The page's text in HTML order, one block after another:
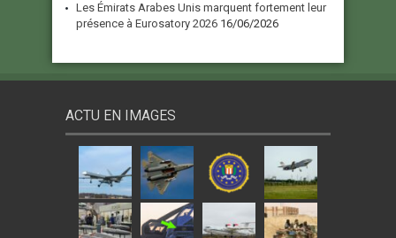
Les Émirats Arabes Unis marquent fortement leur
présence à Eurosatory 2026 16/06/2026
ACTU EN IMAGES